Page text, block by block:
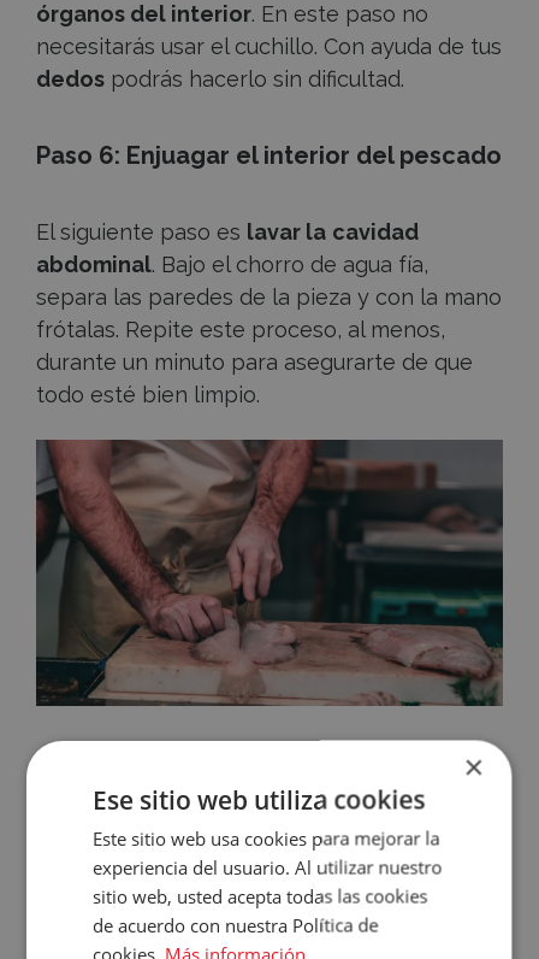
Accece
Tu
Cuenta
órganos del interior. En este paso no
necesitarás usar el cuchillo. Con ayuda de tus
dedos podrás hacerlo sin dificultad.
Paso 6: Enjuagar el interior del pescado
El siguiente paso es lavar la cavidad
abdominal. Bajo el chorro de agua fía,
separa las paredes de la pieza y con la mano
frótalas. Repite este proceso, al menos,
durante un minuto para asegurarte de que
todo esté bien limpio.
Llega el momento, entonces, de filetear. Si
no vas a utilizar la cabeza, es el momento de
cortarla limpiamente para poder trabajar
×
Ese sitio web utiliza cookies
Este sitio web usa cookies para mejorar la
experiencia del usuario. Al utilizar nuestro
sitio web, usted acepta todas las cookies
de acuerdo con nuestra Política de
cookies. Más información